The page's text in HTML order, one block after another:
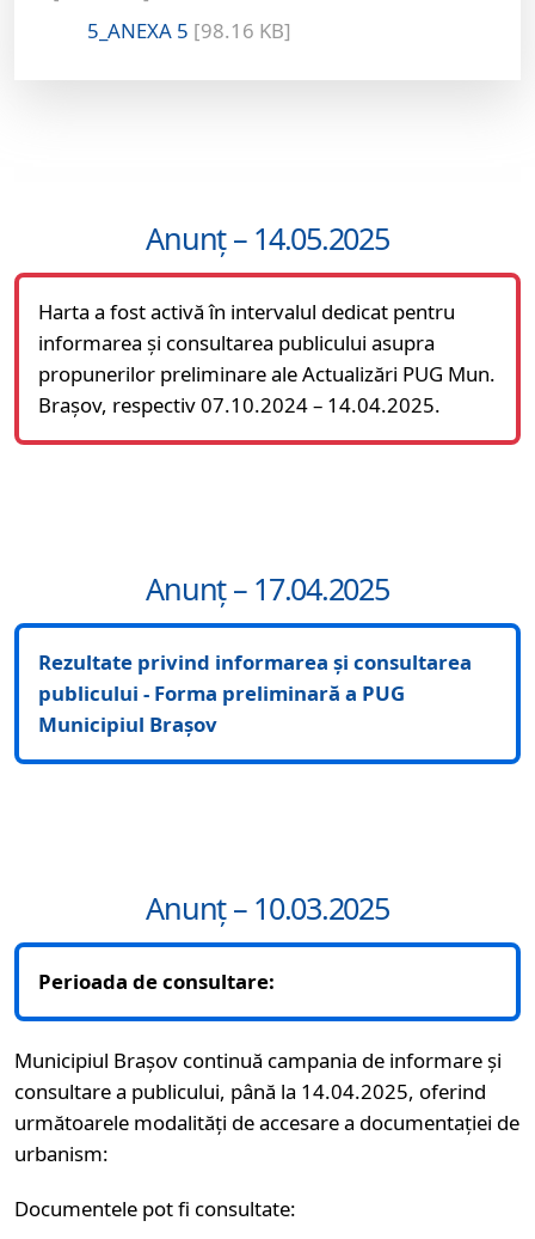
5_ANEXA 5 [98.16 KB]
Anunț – 14.05.2025
Harta a fost activă în intervalul dedicat pentru
informarea și consultarea publicului asupra
propunerilor preliminare ale Actualizări PUG Mun.
Brașov, respectiv 07.10.2024 – 14.04.2025.
Anunț – 17.04.2025
Rezultate privind informarea și consultarea
publicului - Forma preliminară a PUG
Municipiul Brașov
Anunț – 10.03.2025
Perioada de consultare:
Municipiul Brașov continuă campania de informare și
consultare a publicului, până la 14.04.2025, oferind
următoarele modalități de accesare a documentației de
urbanism:
Documentele pot fi consultate: